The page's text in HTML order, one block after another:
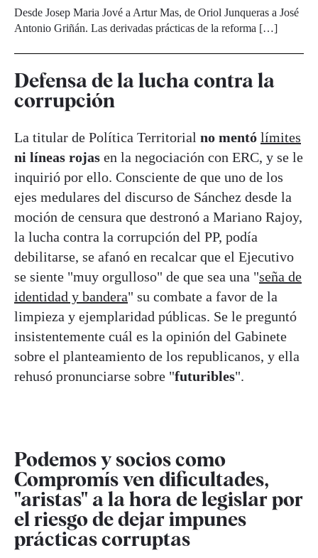
Desde Josep Maria Jové a Artur Mas, de Oriol Junqueras a José
Antonio Griñán. Las derivadas prácticas de la reforma […]
Defensa de la lucha contra la
corrupción
La titular de Política Territorial no mentó límites
ni líneas rojas en la negociación con ERC, y se le
inquirió por ello. Consciente de que uno de los
ejes medulares del discurso de Sánchez desde la
moción de censura que destronó a Mariano Rajoy,
la lucha contra la corrupción del PP, podía
debilitarse, se afanó en recalcar que el Ejecutivo
se siente "muy orgulloso" de que sea una "seña de
identidad y bandera" su combate a favor de la
limpieza y ejemplaridad públicas. Se le preguntó
insistentemente cuál es la opinión del Gabinete
sobre el planteamiento de los republicanos, y ella
rehusó pronunciarse sobre "futuribles".
Podemos y socios como
Compromís ven dificultades,
"aristas" a la hora de legislar por
el riesgo de dejar impunes
prácticas corruptas